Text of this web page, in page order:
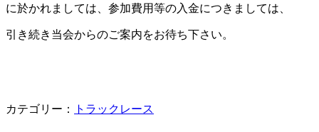
に於かれましては、参加費用等の入金につきましては、
引き続き当会からのご案内をお待ち下さい。
カテゴリー： トラックレース